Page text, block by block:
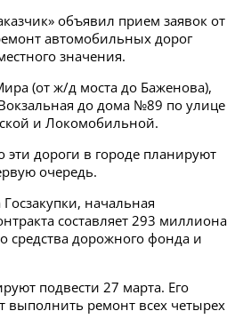
объявил прием заявок от
автомобильных дорог
значения.
(от ж/д моста до Баженова),
до дома №89 по улице
и Локомобильной.
эти дороги в городе планируют
очередь.
начальная
составляет 293 миллиона
средства дорожного фонда и
подвести 27 марта. Его
выполнить ремонт всех четырех